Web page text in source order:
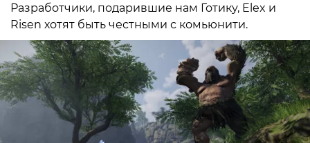
Разработчики, подарившие нам Готику, Elex и
Risen хотят быть честными с комьюнити.